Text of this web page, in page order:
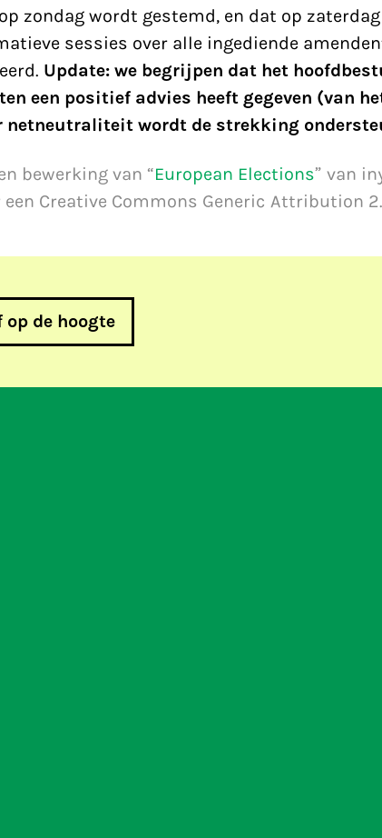
zondag wordt gestemd, en dat op
sessies over alle ingediende
Update: we begrijpen dat het
een positief advies heeft gegeven (van
netneutraliteit wordt de strekking
bewerking van “European Elections” van
Creative Commons Generic Attribution
de hoogte